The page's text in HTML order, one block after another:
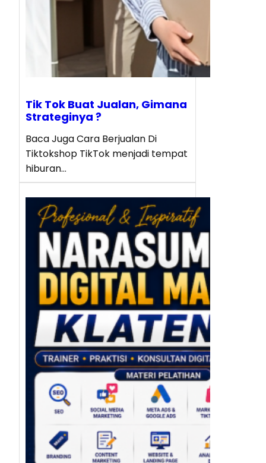
Tik Tok Buat Jualan, Gimana
Strateginya ?
Baca Juga Cara Berjualan Di
Tiktokshop TikTok menjadi tempat
hiburan…